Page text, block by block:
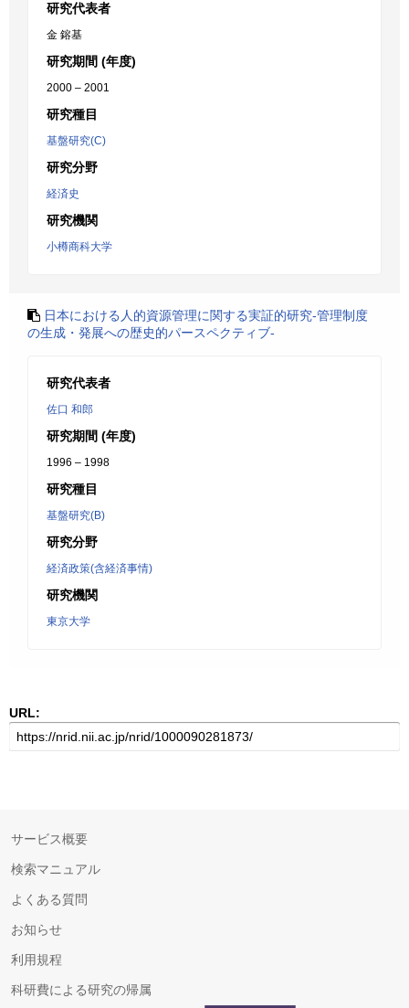
研究代表者
金 鎔基
研究期間 (年度)
2000 – 2001
研究種目
基盤研究(C)
研究分野
経済史
研究機関
小樽商科大学
日本における人的資源管理に関する実証的研究-管理制度
の生成・発展への歴史的パースペクティブ-
研究代表者
佐口 和郎
研究期間 (年度)
1996 – 1998
研究種目
基盤研究(B)
研究分野
経済政策(含経済事情)
研究機関
東京大学
URL:
サービス概要
検索マニュアル
よくある質問
お知らせ
利用規程
科研費による研究の帰属